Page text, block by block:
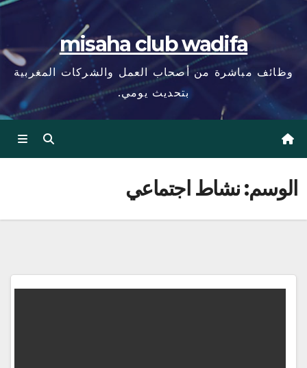
misaha club wadifa
وظائف مباشرة من أصحاب العمل والشركات المغربية
بتحديث يومي.
الوسم:نشاط اجتماعي